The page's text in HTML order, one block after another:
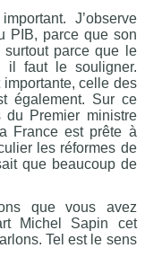
J’observe
PIB, parce que son
parce que le
il faut le souligner.
celle des
également. Sur ce
du Premier ministre
France est prête à
les réformes de
que beaucoup de
que vous avez
Michel Sapin cet
Tel est le sens